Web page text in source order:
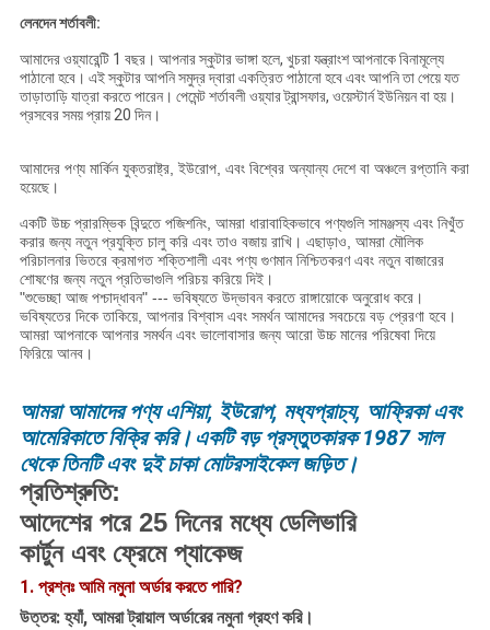
লেনদেন শর্তাবলী:
আমাদের ওয়্যারেন্টি 1 বছর। আপনার স্কুটার ভাঙ্গা হলে, খুচরা যন্ত্রাংশ আপনাকে বিনামূল্যে
পাঠানো হবে। এই স্কুটার আপনি সমুদ্র দ্বারা একত্রিত পাঠানো হবে এবং আপনি তা পেয়ে যত
তাড়াতাড়ি যাত্রা করতে পারেন। পেমেন্ট শর্তাবলী ওয়্যার ট্রান্সফার, ওয়েস্টার্ন ইউনিয়ন বা হয়।
প্রসবের সময় প্রায় 20 দিন।
আমাদের পণ্য মার্কিন যুক্তরাষ্ট্র, ইউরোপ, এবং বিশ্বের অন্যান্য দেশে বা অঞ্চলে রপ্তানি করা
হয়েছে।
একটি উচ্চ প্রারম্ভিক বিন্দুতে পজিশনিং, আমরা ধারাবাহিকভাবে পণ্যগুলি সামঞ্জস্য এবং নিখুঁত
করার জন্য নতুন প্রযুক্তি চালু করি এবং তাও বজায় রাখি। এছাড়াও, আমরা মৌলিক
পরিচালনার ভিতরে ক্রমাগত শক্তিশালী এবং পণ্য গুণমান নিশ্চিতকরণ এবং নতুন বাজারের
শোষণের জন্য নতুন প্রতিভাগুলি পরিচয় করিয়ে দিই।
"শুভেচ্ছা আজ পশ্চাদ্ধাবন" --- ভবিষ্যতে উদ্ভাবন করতে রাঙ্গায়োকে অনুরোধ করে।
ভবিষ্যতের দিকে তাকিয়ে, আপনার বিশ্বাস এবং সমর্থন আমাদের সবচেয়ে বড় প্রেরণা হবে।
আমরা আপনাকে আপনার সমর্থন এবং ভালোবাসার জন্য আরো উচ্চ মানের পরিষেবা দিয়ে
ফিরিয়ে আনব।
আমরা আমাদের পণ্য এশিয়া, ইউরোপ, মধ্যপ্রাচ্য, আফ্রিকা এবং
আমেরিকাতে বিক্রি করি। একটি বড় প্রস্তুতকারক 1987 সাল
থেকে তিনটি এবং দুই চাকা মোটরসাইকেল জড়িত।
প্রতিশ্রুতি:
আদেশের পরে 25 দিনের মধ্যে ডেলিভারি
কার্টুন এবং ফ্রেমে প্যাকেজ
1. প্রশ্নঃ আমি নমুনা অর্ডার করতে পারি?
উত্তর: হ্যাঁ, আমরা ট্রায়াল অর্ডারের নমুনা গ্রহণ করি।